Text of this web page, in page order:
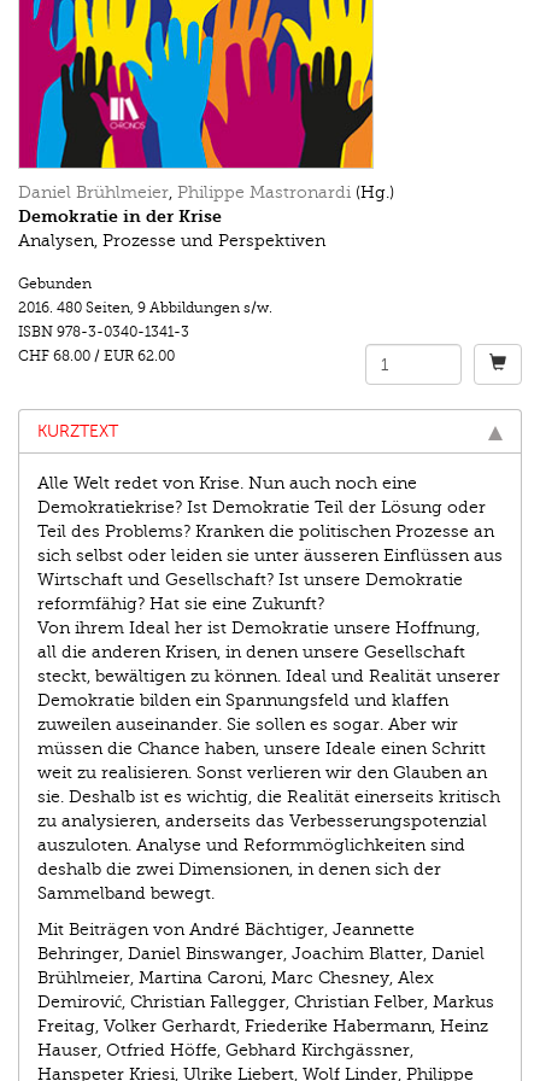
Daniel Brühlmeier, Philippe Mastronardi (Hg.)
Demokratie in der Krise
Analysen, Prozesse und Perspektiven
Gebunden
2016. 480 Seiten, 9 Abbildungen s/w.
ISBN 978-3-0340-1341-3
CHF 68.00 / EUR 62.00
KURZTEXT
Alle Welt redet von Krise. Nun auch noch eine
Demokratiekrise? Ist Demokratie Teil der Lösung oder
Teil des Problems? Kranken die politischen Prozesse an
sich selbst oder leiden sie unter äusseren Einflüssen aus
Wirtschaft und Gesellschaft? Ist unsere Demokratie
reformfähig? Hat sie eine Zukunft?
Von ihrem Ideal her ist Demokratie unsere Hoffnung,
all die anderen Krisen, in denen unsere Gesellschaft
steckt, bewältigen zu können. Ideal und Realität unserer
Demokratie bilden ein Spannungsfeld und klaffen
zuweilen auseinander. Sie sollen es sogar. Aber wir
müssen die Chance haben, unsere Ideale einen Schritt
weit zu realisieren. Sonst verlieren wir den Glauben an
sie. Deshalb ist es wichtig, die Realität einerseits kritisch
zu analysieren, anderseits das Verbesserungspotenzial
auszuloten. Analyse und Reformmöglichkeiten sind
deshalb die zwei Dimensionen, in denen sich der
Sammelband bewegt.
Mit Beiträgen von André Bächtiger, Jeannette
Behringer, Daniel Binswanger, Joachim Blatter, Daniel
Brühlmeier, Martina Caroni, Marc Chesney, Alex
Demirović, Christian Fallegger, Christian Felber, Markus
Freitag, Volker Gerhardt, Friederike Habermann, Heinz
Hauser, Otfried Höffe, Gebhard Kirchgässner,
Hanspeter Kriesi, Ulrike Liebert, Wolf Linder, Philippe